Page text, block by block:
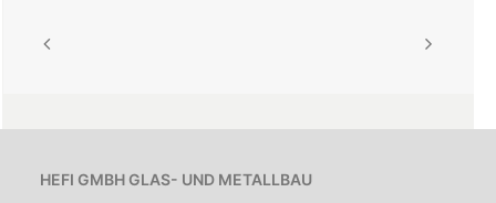
HEFI GMBH GLAS- UND METALLBAU